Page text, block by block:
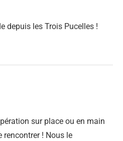
depuis les Trois Pucelles !
sur place ou en main
rencontrer ! Nous le